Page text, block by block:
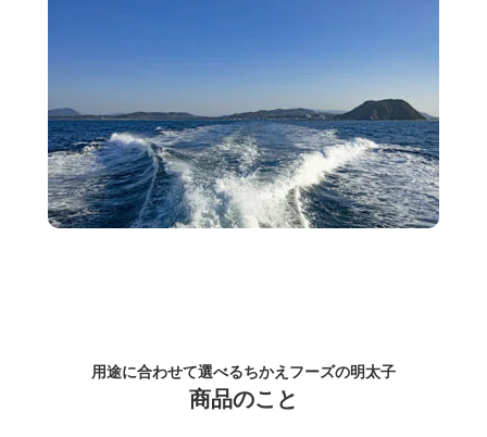
用途に合わせて選べるちかえフーズの明太子
商品のこと